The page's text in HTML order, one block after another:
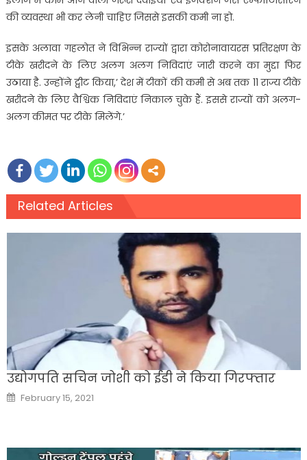
की व्यवस्था भी कर लेनी चाहिए जिससे इसकी कमी ना हो.
इसके अलावा गहलोत ने विभिन्न राज्यों द्वारा कोरोनावायरस प्रतिरक्षण के
टीके खरीदने के लिए अलग अलग निविदाएं जारी करने का मुद्दा फिर
उठाया है. उन्होंने ट्वीट किया,’ देश में टीकों की कमी से अब तक 11 राज्य टीके
खरीदने के लिए वैश्विक निविदाएं निकाल चुके हैं. इससे राज्यों को अलग-
अलग कीमत पर टीके मिलेंगे.’
Related Articles
उद्योगपति सचिन जोशी को ईडी ने किया गिरफ्तार
Posted
on
February 15, 2021